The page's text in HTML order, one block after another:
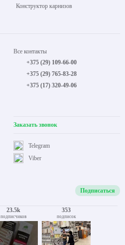
Конструктор карнизов
Все контакты
+375 (29) 109-66-00
+375 (29) 765-83-28
+375 (17) 320-49-06
Заказать звонок
Viber
Telegram
Подписаться
23.5k
подписчиков
353
подписок